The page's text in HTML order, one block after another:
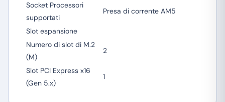
Socket Processori
supportati
Presa di corrente AM5
Slot espansione
Numero di slot di M.2
(M)
2
Slot PCI Express x16
(Gen 5.x)
1